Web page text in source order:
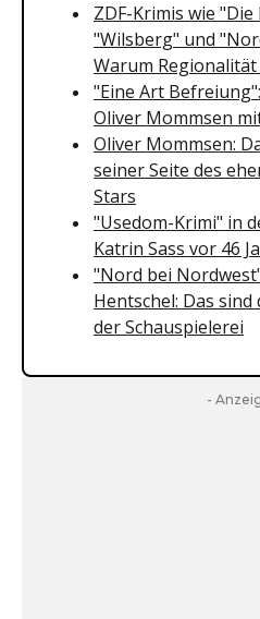
ZDF-Krimis wie
"Wilsberg" und
Warum
"Eine Art
Oliver Mommsen
Oliver Mommsen:
seiner Seite des
Stars
"Usedom-Krimi" in
Katrin Sass vor 46
"Nord bei
Hentschel: Das
der Schauspielerei
-